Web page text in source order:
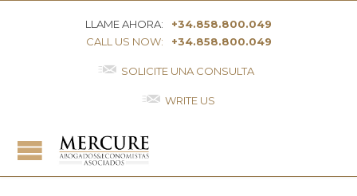
LLAME AHORA:
+34.858.800.049
CALL US NOW:
+34.858.800.049
 SOLICITE UNA CONSULTA
 WRITE US